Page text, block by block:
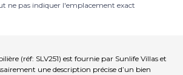
ne pas indiquer l'emplacement exact
(réf: SLV251) est fournie par Sunlife Villas et
une description précise d’un bien